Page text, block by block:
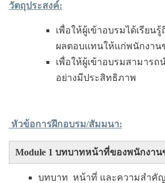
วัตถุประสงค์:
เพื่อให้ผู้เข้าอบรมได้เรียน
ผลตอบแทนให้แก่พนักงาน
เพื่อให้ผู้เข้าอบรมสามารถ
อย่างมีประสิทธิภาพ
หัวข้อการฝึกอบรม/สัมมนา:
Module 1 บทบาทหน้าที่ของพนักงาน
บทบาท หน้าที่ และความสำคั